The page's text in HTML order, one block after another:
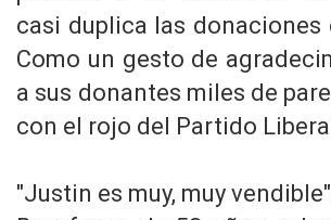
casi duplica las donaciones
Como un gesto de
a sus donantes miles de
con el rojo del Partido
"Justin es muy, muy